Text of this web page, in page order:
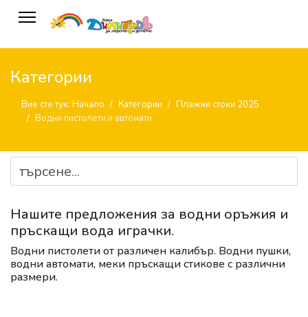
Категории
Вие сте тук: Начало Категории
Плажни стоки 2025
Водни пистолети и автомати
Нашите предложения за водни оръжия и
пръскащи вода играчки.
Водни пистолети от различен калибър. Водни пушки,
водни автомати, меки пръскащи стикове с различни
размери.